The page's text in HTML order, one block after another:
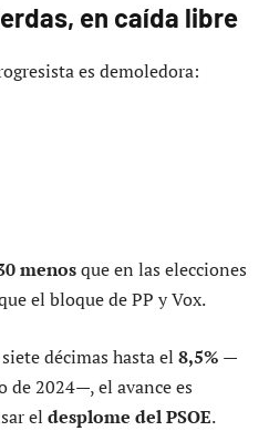
en caída libre
es demoledora:
menosque en las elecciones
el bloque de PP y Vox.
décimas hasta el 8,5% —
de 2024—, el avance es
el desplome del PSOE.